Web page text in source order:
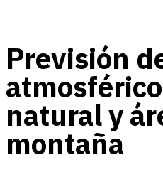
Previsión
natural y
montaña